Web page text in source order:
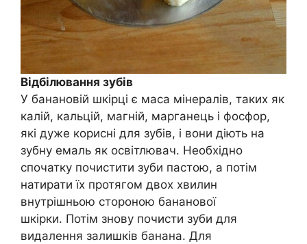
Відбілювання зубів
У банановій шкірці є маса мінералів, таких як
калій, кальцій, магній, марганець і фосфор,
які дуже корисні для зубів, і вони діють на
зубну емаль як освітлювач. Необхідно
спочатку почистити зуби пастою, а потім
натирати їх протягом двох хвилин
внутрішньою стороною бананової
шкірки. Потім знову почисти зуби для
видалення залишків банана. Для